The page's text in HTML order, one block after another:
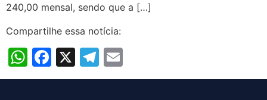
240,00 mensal, sendo que a […]
Compartilhe essa notícia:
WhatsApp
Facebook
X Telegram